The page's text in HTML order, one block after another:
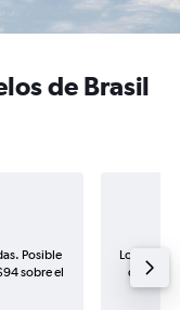
de Brasil
Posible
sobre el
Los
de